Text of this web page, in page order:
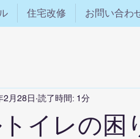
住宅改修 お問い合わ
イレの困
2月28日 読了時間: 1分